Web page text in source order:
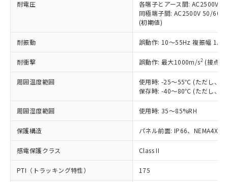
耐電圧
各端子とアース間: AC2500V
同極端子間: AC2500V 50/
(初期値)
耐振動 誤動作: 10～55Hz 複振幅
耐衝撃 誤動作: 最大1000m/s2 (接点
周囲温度範囲
使用時: -25～55℃ (ただし、氷
保存時: -40～80℃ (ただし、氷
周囲湿度範囲 使用時: 35～85%RH
保護構造 パネル前面: IP66、NEMA4X,
感電保護クラス Class II
PTI（トラッキング特性） 175
オムロン制御機器販売店や当社販売拠
販売ネットワーク
」をご確認
在庫状況および標準価格結果を当社の
事前の承諾なく第三者に漏洩または開
示しないようお願いします。
マイパーツ機能（部品リスト作成サー
ビス）をご利用いただくには、I-Web
メンバーズにご登録されている必要が
お客様が当ウェブサイト上で当社にご
登録された部品リストについて、当社
および当社の共同利用者が、当社の製
品・サービスに関するお客様との取
引・商談に必要な範囲で利用すること
※当社の共同利用者とは、"個人情報
フタル酸エステル類の４物質については閾値を超える意
図的な使用がないことを確認しています。
部品在庫の切り替え状況などにより、予定
月が前後することがあります。
※3 非含有証明書ダウンロード
下記の非含有証明書をダウンロードするこ
とができます。
EU RoHS指令（10物質）の非含有証明書
「ｅ」：有害物質（10物質）のすべてが基
準値以下であることを示します。
「10」：通常の使用状況下において有害物
質が外部に漏えいし、環境に深刻な影響を
及ぼさない年数を意味します。
「－」：未確認です。当社販売部門へお問
い合わせください。
武器並びにこれらの製造装置等に一切
当社は、貴社製品を第三者に販売する
場合は、上記1、2および3の内容を当
該第三者に通知します。また当社は、
販売先および販売に係わる関係者が違
法に輸出するおそれがある場合は、取
り引きをいたしません。
キャンセル
在庫なし(最新の在庫状況につ
いては、お客様のお取引先、ま
たはお客様担当のオムロン制御
機器販売店・当社販売員にご確
白
受注生産機種、また在庫状況の
情報を公開していない機種